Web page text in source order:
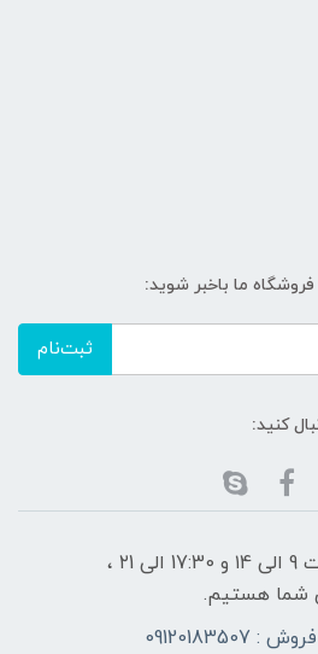
ما باخبر شوید:
ثبت‌نام
کنید:
شنبه تا چهارشنبه از ساعت 9 الی ۱4 و 17:30 الی ۲1 ،